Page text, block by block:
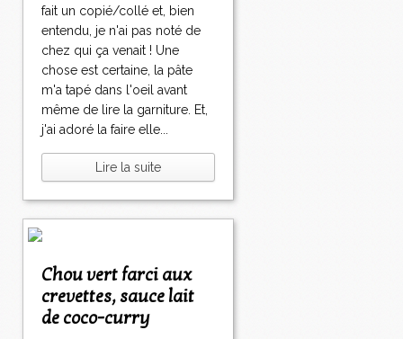
fait un copié/collé et, bien
entendu, je n'ai pas noté de
chez qui ça venait ! Une
chose est certaine, la pâte
m'a tapé dans l'oeil avant
même de lire la garniture. Et,
j'ai adoré la faire elle...
Lire la suite
Chou vert farci aux
crevettes, sauce lait
de coco-curry